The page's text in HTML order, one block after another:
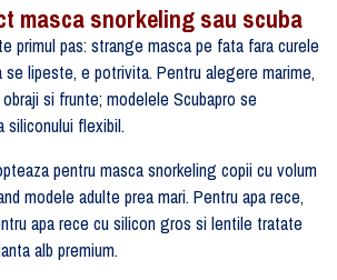
masca snorkeling sau scuba
primul pas: strange masca pe fata fara curele
se lipeste, e potrivita. Pentru alegere marime,
si frunte; modelele Scubapro se
siliconului flexibil.
pentru masca snorkeling copii cu volum
modele adulte prea mari. Pentru apa rece,
apa rece cu silicon gros si lentile tratate
alb premium.